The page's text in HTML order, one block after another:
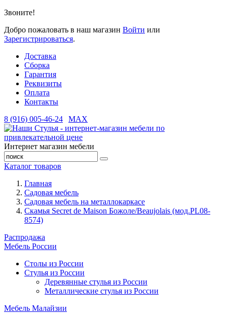
Звоните!
Добро пожаловать в наш магазин Войти или
Зарегистрироваться.
Доставка
Сборка
Гарантия
Реквизиты
Оплата
Контакты
8 (916) 005-46-24
MAX
Интернет магазин мебели
Каталог товаров
Главная
Садовая мебель
Садовая мебель на металлокаркасе
Скамья Secret de Maison Божоле/Beaujolais (мод.PL08-
8574)
Распродажа
Мебель России
Столы из России
Стулья из России
Деревянные стулья из России
Металлические стулья из России
Мебель Малайзии